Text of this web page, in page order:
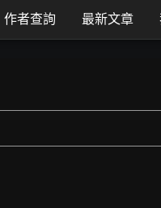
作者查詢 最新文章